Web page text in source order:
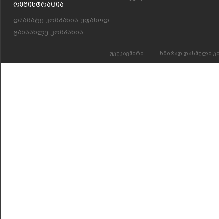
Რეგისტრაცია
დაამატე კომპანია უფასოდ
განაახლე კომპანია
უკუკავშირი ხშირად დასმული